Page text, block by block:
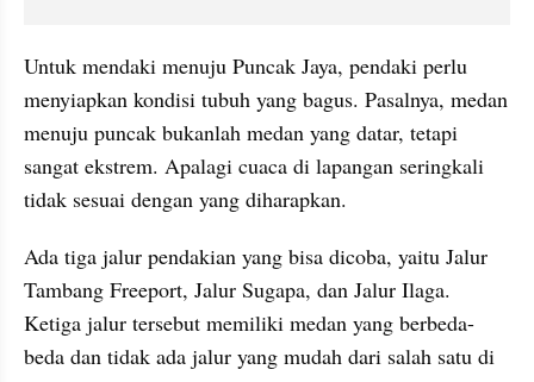
Untuk mendaki menuju Puncak Jaya, pendaki perlu
menyiapkan kondisi tubuh yang bagus. Pasalnya, medan
menuju puncak bukanlah medan yang datar, tetapi
sangat ekstrem. Apalagi cuaca di lapangan seringkali
tidak sesuai dengan yang diharapkan.
Ada tiga jalur pendakian yang bisa dicoba, yaitu Jalur
Tambang Freeport, Jalur Sugapa, dan Jalur Ilaga.
Ketiga jalur tersebut memiliki medan yang berbeda-
beda dan tidak ada jalur yang mudah dari salah satu di